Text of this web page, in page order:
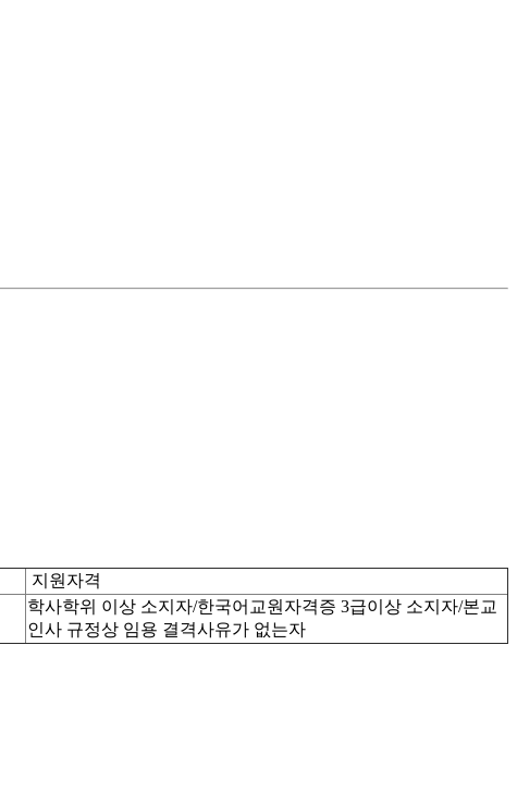
지원자격
학사학위 이상 소지자/한국어교원자격증 3급이상 소지자/본교
인사 규정상 임용 결격사유가 없는자